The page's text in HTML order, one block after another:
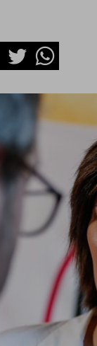
TwitterWhatsapp